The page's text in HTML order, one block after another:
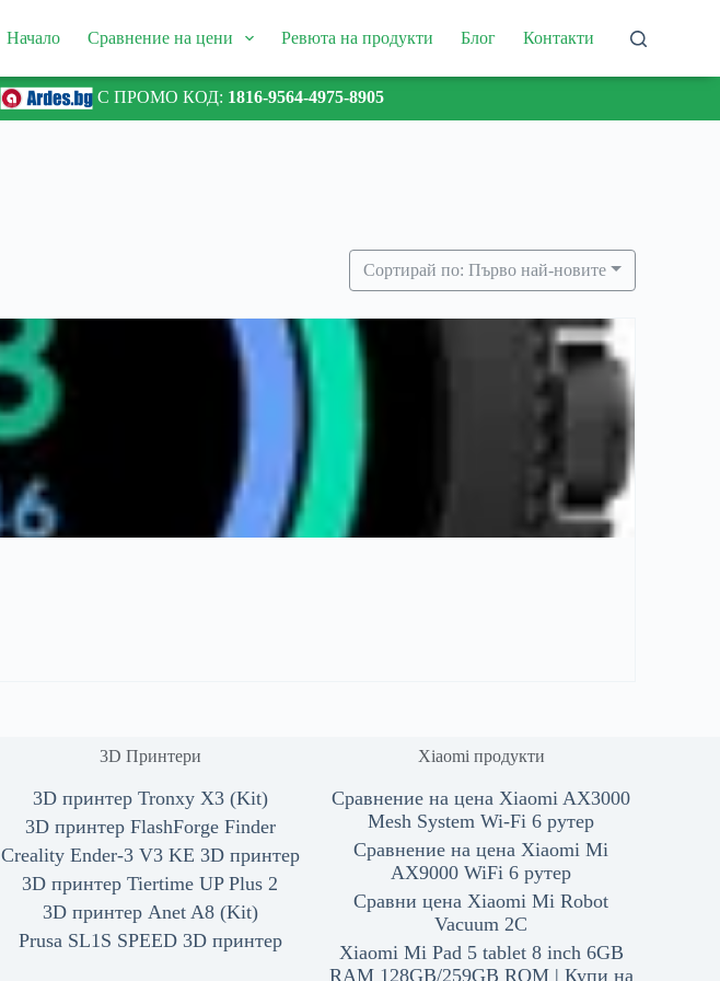
Начало Сравнение на цени Ревюта на продукти Блог Контакти
С ПРОМО КОД: 1816-9564-4975-8905
Сортирай по: Първо най-новите
3D Принтери
3D принтер Tronxy X3 (Kit)
3D принтер FlashForge Finder
Creality Ender-3 V3 KE 3D принтер
3D принтер Tiertime UP Plus 2
3D принтер Anet A8 (Kit)
Prusa SL1S SPEED 3D принтер
Xiaomi продукти
Сравнение на цена Xiaomi AX3000
Mesh System Wi-Fi 6 рутер
Сравнение на цена Xiaomi Mi
AX9000 WiFi 6 рутер
Сравни цена Xiaomi Mi Robot
Vacuum 2C
Xiaomi Mi Pad 5 tablet 8 inch 6GB
RAM 128GB/259GB ROM | Купи на